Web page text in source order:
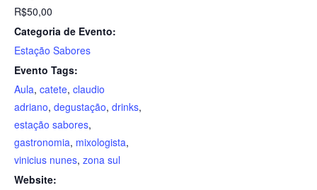
R$50,00
Categoria de Evento:
Estação Sabores
Evento Tags:
Aula, catete, claudio
adriano, degustação, drinks,
estação sabores,
gastronomia, mixologista,
vinicius nunes, zona sul
Website: